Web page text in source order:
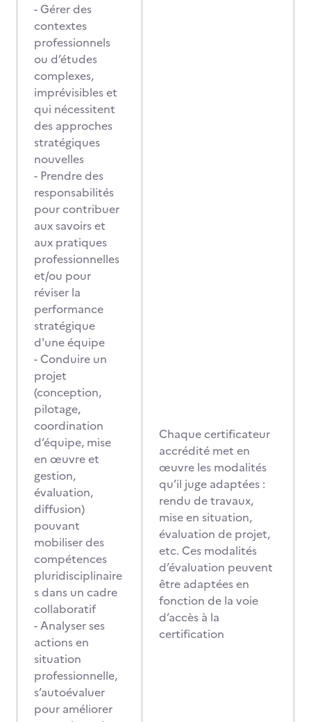
- Gérer des
contextes
professionnels
ou d’études
complexes,
imprévisibles et
qui nécessitent
des approches
stratégiques
nouvelles
- Prendre des
responsabilités
pour contribuer
aux savoirs et
aux pratiques
professionnelles
et/ou pour
réviser la
performance
stratégique
d'une équipe
- Conduire un
projet
(conception,
pilotage,
coordination
d’équipe, mise
en œuvre et
gestion,
évaluation,
diffusion)
pouvant
mobiliser des
compétences
pluridisciplinaire
s dans un cadre
collaboratif
- Analyser ses
actions en
situation
professionnelle,
s’autoévaluer
pour améliorer
Chaque certificateur
accrédité met en
œuvre les modalités
qu’il juge adaptées :
rendu de travaux,
mise en situation,
évaluation de projet,
etc. Ces modalités
d’évaluation peuvent
être adaptées en
fonction de la voie
d’accès à la
certification